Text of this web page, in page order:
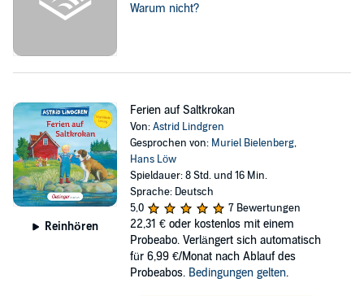
Warum nicht?
Reinhören
Ferien auf Saltkrokan
Von:Astrid Lindgren
Gesprochen von: Muriel Bielenberg,
Hans Löw
Spieldauer: 8 Std. und 16 Min.
Sprache: Deutsch
5,0
7 Bewertungen
22,31 € oder kostenlos mit einem
Probeabo. Verlängert sich automatisch
für 6,99 €/Monat nach Ablauf des
Probeabos. Bedingungen gelten.